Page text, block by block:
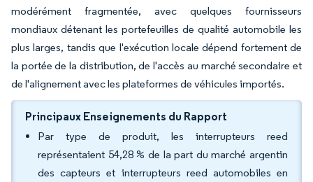
modérément fragmentée, avec quelques fournisseurs
mondiaux détenant les portefeuilles de qualité automobile les
plus larges, tandis que l'exécution locale dépend fortement de
la portée de la distribution, de l'accès au marché secondaire et
de l'alignement avec les plateformes de véhicules importés.
Principaux Enseignements du Rapport
Par type de produit, les interrupteurs reed
représentaient 54,28 % de la part du marché argentin
des capteurs et interrupteurs reed automobiles en